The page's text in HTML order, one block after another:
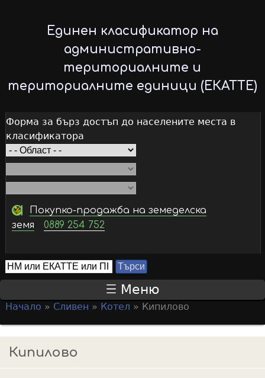
to
main
content
Единен класификатор на
административно-
териториалните и
териториалните единици (ЕКАТТЕ)
Форма за бърз достъп до населените места в
класификатора
Покупко-продажба на земеделска
земя
0889 254 752
S
e
r
c
h
Т
ъ
с
и
Меню
o
u
Начало » Сливен » Котел » Кипилово
Кипилово